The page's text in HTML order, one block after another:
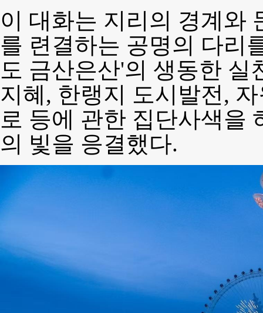
이 대화는 지리의 경계와
를 련결하는 공명의 다리
도 금산은산'의 생동한 실
지혜, 한랭지 도시발전,
로 등에 관한 집단사색을
의 빛을 응결했다.